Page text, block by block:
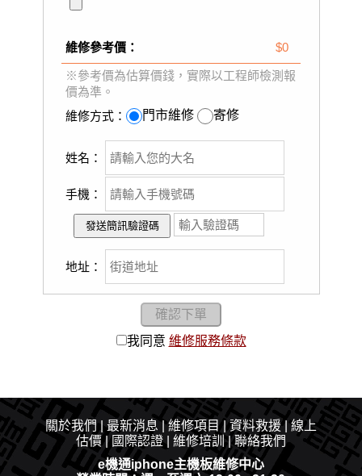
維修參考價： $0
※參考價為估算價錢，實際以工程師檢測報
價為準。
維修方式：
門市維修 寄修
姓名：
手機：
地址：
我同意 維修服務條款
關於我們|最新消息 |​維修項目|資料救援|線上
估價|國際認證| 維修培訓|聯絡我們
e機通iphone主機板維修中心